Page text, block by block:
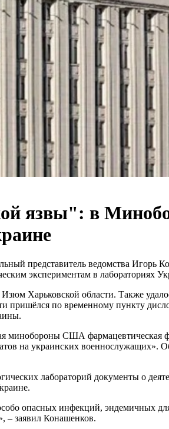
язвы": в
представитель ведомства Игорь
экспериментам в лабораториях
Харьковской области. Также
по временному пункту
минобороны США
на украинских
лабораторий документы о
опасных инфекций, эндемичных
– заявил Конашенков.